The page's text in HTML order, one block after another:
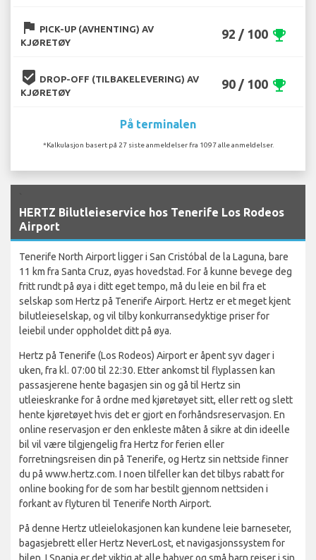
flag PICK-UP (AVHENTING) AV
KJØRETØY
92 / 100 emoji_events
beenhere DROP-OFF (TILBAKELEVERING) AV
KJØRETØY
90 / 100 emoji_events
På terminalen
*Kalkulasjon basert på 27 siste anmeldelser fra 1097 alle anmeldelser.
HERTZ Bilutleieservice hos Tenerife Los Rodeos
Airport
Tenerife North Airport ligger i San Cristóbal de la Laguna, bare
11 km fra Santa Cruz, øyas hovedstad. For å kunne bevege deg
fritt rundt på øya i ditt eget tempo, må du leie en bil fra et
selskap som Hertz på Tenerife Airport. Hertz er et meget kjent
bilutleieselskap, og vil tilby konkurransedyktige priser for
leiebil under oppholdet ditt på øya.
Hertz på Tenerife (Los Rodeos) Airport er åpent syv dager i
uken, fra kl. 07:00 til 22:30. Etter ankomst til flyplassen kan
passasjerene hente bagasjen sin og gå til Hertz sin
utleieskranke for å ordne med kjøretøyet sitt, eller rett og slett
hente kjøretøyet hvis det er gjort en forhåndsreservasjon. En
online reservasjon er den enkleste måten å sikre at din ideelle
bil vil være tilgjengelig fra Hertz for ferien eller
forretningsreisen din på Tenerife, og Hertz sin nettside finner
du på www.hertz.com. I noen tilfeller kan det tilbys rabatt for
online booking for de som har bestilt gjennom nettsiden i
forkant av flyturen til Tenerife North Airport.
På denne Hertz utleielokasjonen kan kundene leie barneseter,
bagasjebrett eller Hertz NeverLost, et navigasjonssystem for